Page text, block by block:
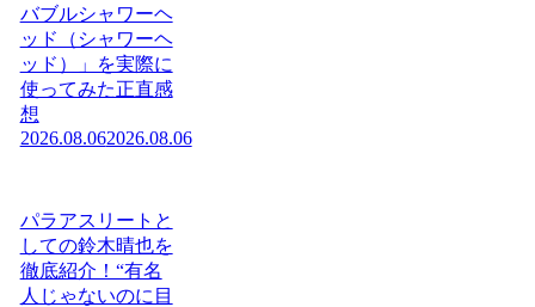
バブルシャワーヘ
ッド（シャワーヘ
ッド）」を実際に
使ってみた正直感
想
2026.08.062026.08.06
パラアスリートと
しての鈴木晴也を
徹底紹介！“有名
人じゃないのに目